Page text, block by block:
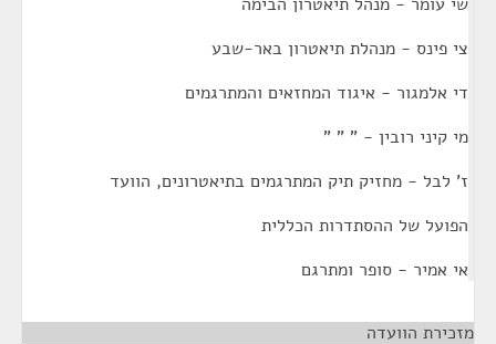
צי פינס - מנהלת תיאטרון באר-שבע
די אלמגור - איגוד המחזאים והמתרגמים
מי קיני רובין - " " "
ז' לבל - מחזיק תיק המתרגמים בתיאטרונים, הוועד
הפועל של ההסתדרות הכללית
אי אמיר - סופר ומתרגם
מזכירת הוועדה